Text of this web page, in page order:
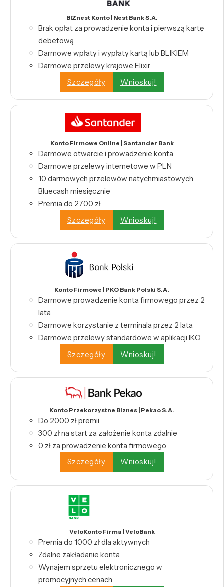
BIZnest Konto | Nest Bank S.A.
Brak opłat za prowadzenie konta i pierwszą kartę
debetową
Darmowe wpłaty i wypłaty kartą lub BLIKIEM
Darmowe przelewy krajowe Elixir
Szczegóły
Wnioskuj!
Konto Firmowe Online | Santander Bank
Darmowe otwarcie i prowadzenie konta
Darmowe przelewy internetowe w PLN
10 darmowych przelewów natychmiastowych
Bluecash miesięcznie
Premia do 2700 zł
Szczegóły
Wnioskuj!
Konto Firmowe | PKO Bank Polski S.A.
Darmowe prowadzenie konta firmowego przez 2
lata
Darmowe korzystanie z terminala przez 2 lata
Darmowe przelewy standardowe w aplikacji IKO
Szczegóły
Wnioskuj!
Konto Przekorzystne Biznes | Pekao S.A.
Do 2000 zł premii
300 zł na start za założenie konta zdalnie
0 zł za prowadzenie konta firmowego
Szczegóły
Wnioskuj!
VeloKonto Firma | VeloBank
Premia do 1000 zł dla aktywnych
Zdalne zakładanie konta
Wynajem sprzętu elektronicznego w
promocyjnych cenach